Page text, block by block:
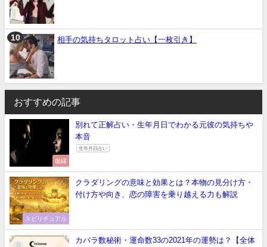
相手の気持ちタロット占い【一枚引き】
おすすめの記事
復縁
別れて正解占い・生年月日でわかる元彼の気持ちや
本音
生年月日占い
スピリチュアル
クラダリングの意味と効果とは？本物の見分け方・
付け方や向き、恋の障害を乗り越える力も解説
カバラ数秘術・運命数33の2021年の運勢は？【全体